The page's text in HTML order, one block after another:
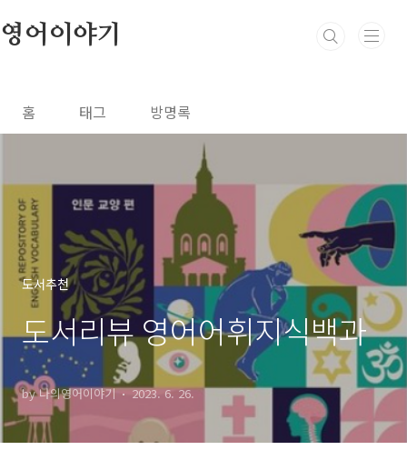
영어이야기
홈 태그 방명록
도서추천
도서리뷰 영어어휘지식백과
by 나의영어이야기 2023. 6. 26.